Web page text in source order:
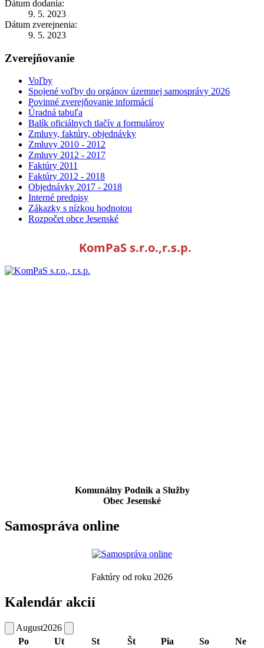
Dátum dodania:
9. 5. 2023
Dátum zverejnenia:
9. 5. 2023
Zverejňovanie
Voľby
Spojené voľby do orgánov územnej samosprávy 2026
Povinné zverejňovanie informácií
Úradná tabuľa
Balík oficiálnych tlačív a formulárov
Zmluvy, faktúry, objednávky
Zmluvy 2010 - 2012
Zmluvy 2012 - 2017
Faktúry 2011
Faktúry 2012 - 2018
Objednávky 2017 - 2018
Interné predpisy
Zákazky s nízkou hodnotou
Rozpočet obce Jesenské
KomPaS s.r.o.,r.s.p.
Komunálny Podnik a Služby
Obec Jesenské
Samospráva online
Faktúry od roku 2026
Kalendár akcií
August2026
Po
Ut St Št Pia So
Ne